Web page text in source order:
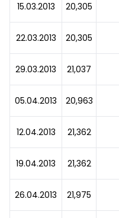
15.03.2013 20,305
22.03.2013 20,305
29.03.2013 21,037
05.04.2013 20,963
12.04.2013 21,362
19.04.2013 21,362
26.04.2013 21,975